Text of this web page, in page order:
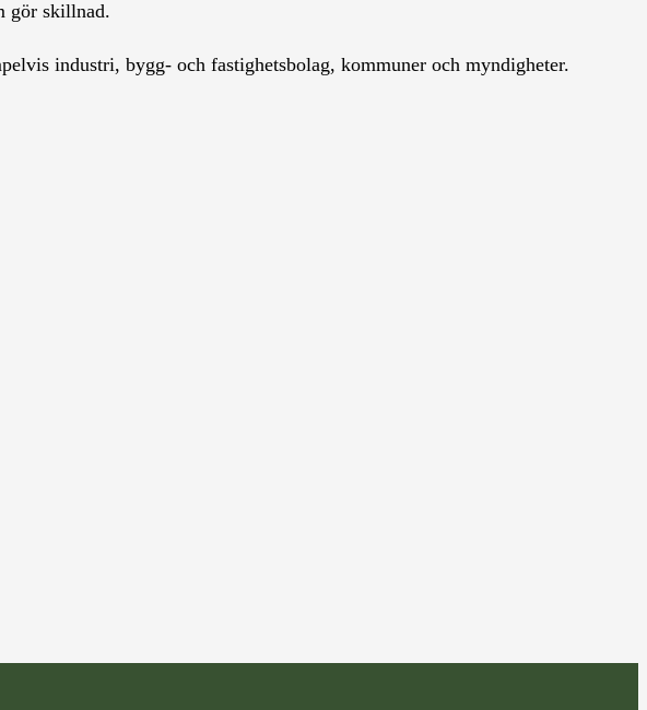
gör skillnad.
industri, bygg- och fastighetsbolag, kommuner och myndigheter.